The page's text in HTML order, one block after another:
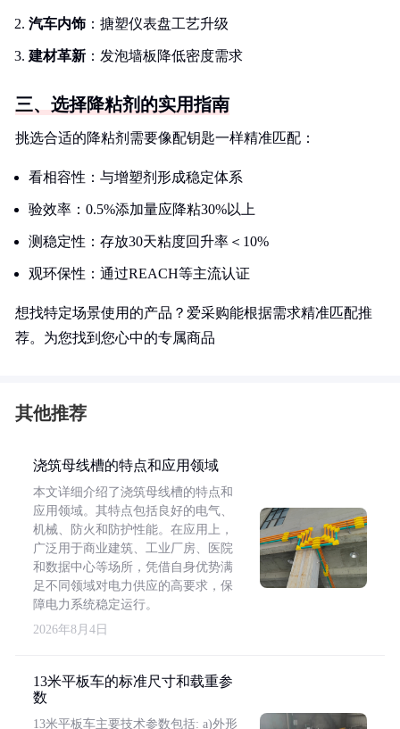
汽车内饰 ：搪塑仪表盘工艺升级
建材革新 ：发泡墙板降低密度需求
三、选择降粘剂的实用指南
挑选合适的降粘剂需要像配钥匙一样精准匹配：
看相容性：与增塑剂形成稳定体系
验效率：0.5%添加量应降粘30%以上
测稳定性：存放30天粘度回升率＜10%
观环保性：通过REACH等主流认证
想找特定场景使用的产品？爱采购能根据需求精准匹配推
荐。为您找到您心中的专属商品
其他推荐
浇筑母线槽的特点和应用领域
本文详细介绍了浇筑母线槽的特点和
应用领域。其特点包括良好的电气、
机械、防火和防护性能。在应用上，
广泛用于商业建筑、工业厂房、医院
和数据中心等场所，凭借自身优势满
足不同领域对电力供应的高要求，保
障电力系统稳定运行。
2026年8月4日
13米平板车的标准尺寸和载重参
数
13米平板车主要技术参数包括: a)外形